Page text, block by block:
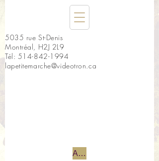
5035 rue St-Denis
Montréal, H2J 2L9
Tél: 514-842-1994
lapetitemarche@videotron.ca
Accueil